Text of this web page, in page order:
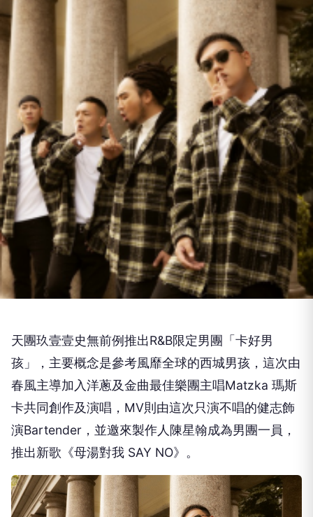
天團玖壹壹史無前例推出R&B限定男團「卡好男
孩」， 主要概念是參考風靡全球的西城男孩， 這次由
春風主導加入洋蔥及金曲最佳樂團主唱Matzka 瑪斯
卡共同創作及演唱， MV則由這次只演不唱的健志飾
演Bartender， 並邀來製作人陳星翰成為男團一員，
推出新歌《母湯對我 SAY NO》。